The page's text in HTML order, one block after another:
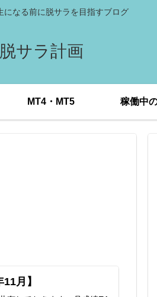
なる前に脱サラを目指すブログ
サラ計画
MT4・MT5 稼働中
月】